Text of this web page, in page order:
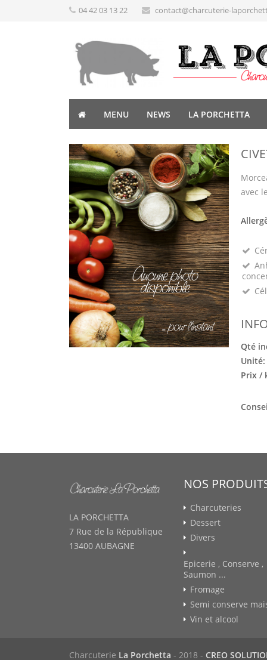
04 42 03 13 22 contact@charcuterie-
MENU NEWS LA PORCHETTA
avec
Qté
Unité:
Prix /
LA PORCHETTA
7 Rue de la République
13400 AUBAGNE
NOS
Charcuteries
Dessert
Divers
Epicerie , Conserve ,
Saumon ...
Fromage
Semi conserve
Vin et alcool
Charcuterie La Porchetta - 2018 - CREO